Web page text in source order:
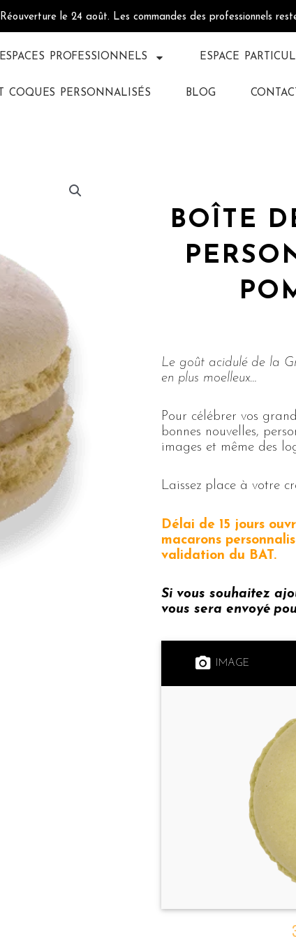
le 24 août. Les commandes des professionnels
ESPACES PROFESSIONNELS ESPACE
COQUES PERSONNALISÉS BLOG
BOÎTE
Le goût acidulé de la
en plus moelleux…
Pour célébrer vos
bonnes nouvelles,
images et même des
Laissez place à votre
Délai de 15 jours
macarons
validation du BAT.
Si vous souhaitez
vous sera envoyé
IMAGE